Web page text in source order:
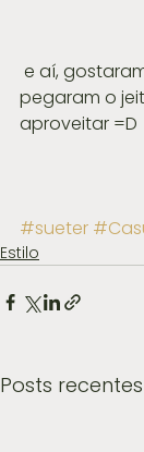
pegaram o
aproveitar =D
#sueter
Estilo
Posts recentes